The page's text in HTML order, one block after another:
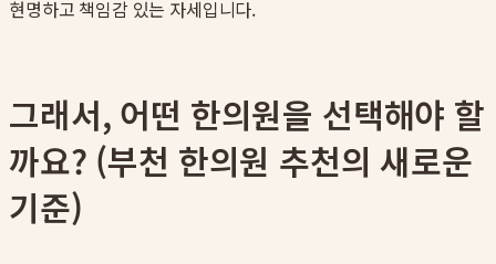
현명하고 책임감 있는 자세입니다.
그래서, 어떤 한의원을 선택해야 할
까요? (부천 한의원 추천의 새로운
기준)